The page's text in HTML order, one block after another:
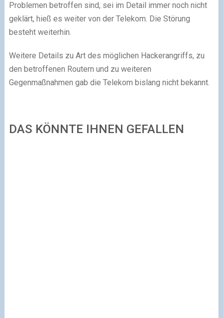
Problemen betroffen sind, sei im Detail immer noch nicht
geklärt, hieß es weiter von der Telekom. Die Störung
besteht weiterhin.
Weitere Details zu Art des möglichen Hackerangriffs, zu
den betroffenen Routern und zu weiteren
Gegenmaßnahmen gab die Telekom bislang nicht bekannt.
DAS KÖNNTE IHNEN GEFALLEN